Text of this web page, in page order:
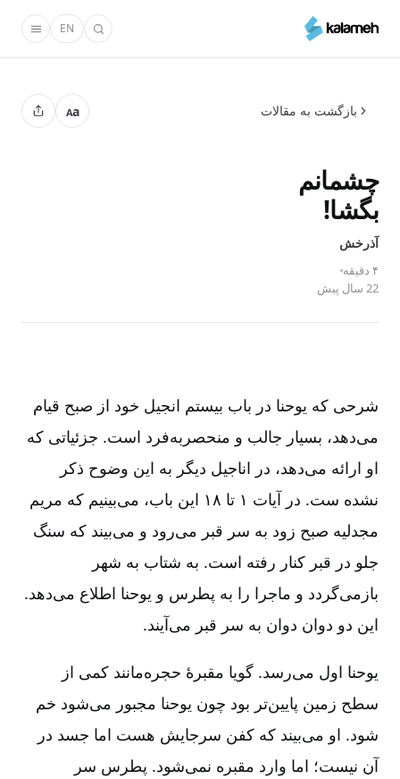
محتوای
EN
بازگشت به مقالات Aa
چشمانم
بگشا!
آذرخش
۴ دقیقه
22 سال پیش
شرحی که یوحنا در باب بیستم انجیل خود از صبح قیام
می‌دهد، بسیار جالب و منحصربه‌فرد است‌. جزئیاتی که
او ارائه می‌دهد، در اناجیل دیگر به این وضوح ذکر
نشده‌ ست‌. در آیات ۱ تا ۱۸ این باب‌، می‌بینیم که مریم
مجدلیه صبح زود به سر قبر می‌رود و می‌بیند که سنگ
جلو در قبر کنار رفته است‌. به شتاب به شهر
بازمی‌گردد و ماجرا را به پطرس و یوحنا اطلاع می‌دهد.
این دو دوان دوان به سر قبر می‌آیند.
یوحنا اول می‌رسد. گویا مقبرۀ حجره‌مانند کمی از
سطح زمین پایین‌تر بود چون یوحنا مجبور می‌شود خم
شود. او می‌بیند که کفن سرجایش هست اما جسد در
آن نیست‌؛ اما وارد مقبره نمی‌شود. پطرس سر